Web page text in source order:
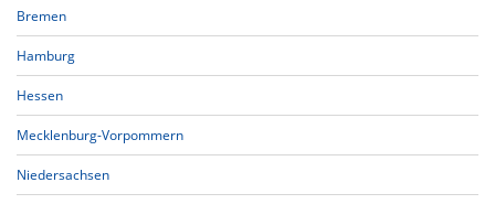
Bremen
Hamburg
Hessen
Mecklenburg-Vorpommern
Niedersachsen